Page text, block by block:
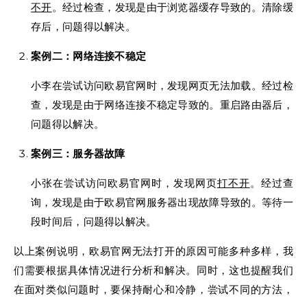
不开。经过检查，发现是由于浏览器缓存导致的。清除缓
存后，问题得以解决。
案例二：网络连接不稳定
小李在尝试访问欧易官网时，发现网页无法加载。经过检
查，发现是由于网络连接不稳定导致的。重启路由器后，
问题得以解决。
案例三：服务器故障
小张在尝试访问欧易官网时，发现网页打不开。经过查
询，发现是由于欧易官网服务器出现故障导致的。等待一
段时间后，问题得以解决。
以上案例说明，欧易官网无法打开的原因可能多种多样，我
们需要根据具体情况进行分析和解决。同时，这也提醒我们
在面对类似问题时，要保持耐心和冷静，尝试不同的方法，